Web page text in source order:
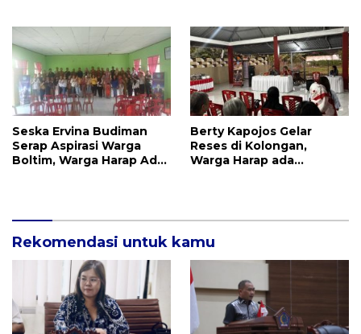
Seska Ervina Budiman
Serap Aspirasi Warga
Boltim, Warga Harap Ada
Berty Kapojos Gelar
Reses di Kolongan,
Warga Harap ada
Rekomendasi untuk kamu